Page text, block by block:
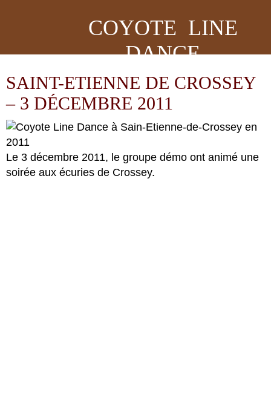
COYOTE LINE
DANCE
SAINT-ETIENNE DE CROSSEY
– 3 DÉCEMBRE 2011
Le 3 décembre 2011, le groupe démo ont animé une
soirée aux écuries de Crossey.